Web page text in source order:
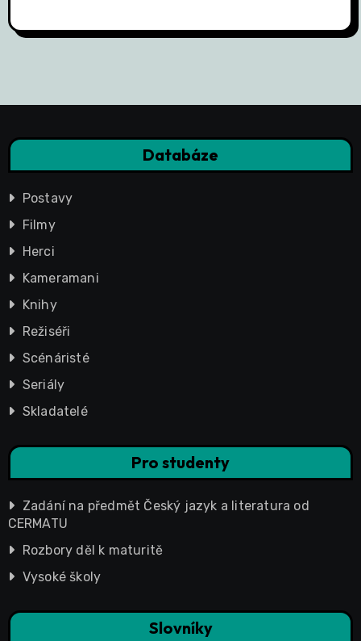
Databáze
Postavy
Filmy
Herci
Kameramani
Knihy
Režiséři
Scénáristé
Seriály
Skladatelé
Pro studenty
Zadání na předmět Český jazyk a literatura od
CERMATU
Rozbory děl k maturitě
Vysoké školy
Slovníky